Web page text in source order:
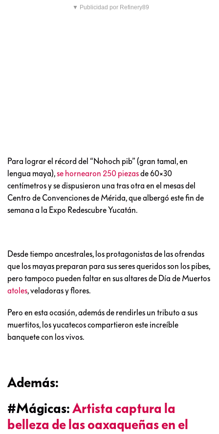
▼ Publicidad por Refinery89
Para lograr el récord del “Nohoch pib” (gran tamal, en
lengua maya),se hornearon 250 piezasde 60×30
centímetros y se dispusieron una tras otra en el mesas del
Centro de Convenciones de Mérida, que albergó este fin de
semana a la Expo Redescubre Yucatán.
Desde tiempo ancestrales, los protagonistas de las ofrendas
que los mayas preparan para sus seres queridos son los pibes,
pero tampoco pueden faltar en sus altares de Día de Muertos
atoles, veladoras y flores.
Pero en esta ocasión, además de rendirles un tributo a sus
muertitos, los yucatecos compartieron este increíble
banquete con los vivos.
Además:
#Mágicas: Artista captura la
belleza de las oaxaqueñas en el